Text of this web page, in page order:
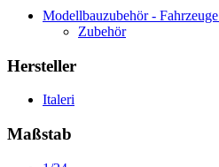
Modellbauzubehör - Fahrzeuge
Zubehör
Hersteller
Italeri
Maßstab